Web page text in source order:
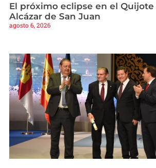
El próximo eclipse en el Quijote
Alcázar de San Juan
agosto 6, 2026